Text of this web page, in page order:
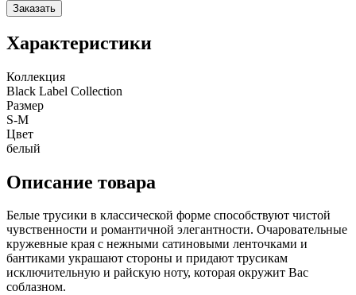
Заказать
Характеристики
Коллекция
Black Label Collection
Размер
S-M
Цвет
белый
Описание товара
Белые трусики в классической форме способствуют чистой
чувственности и романтичной элегантности. Очаровательные
кружевные края с нежными сатиновыми ленточками и
бантиками украшают стороны и придают трусикам
исключительную и райскую ноту, которая окружит Вас
соблазном.